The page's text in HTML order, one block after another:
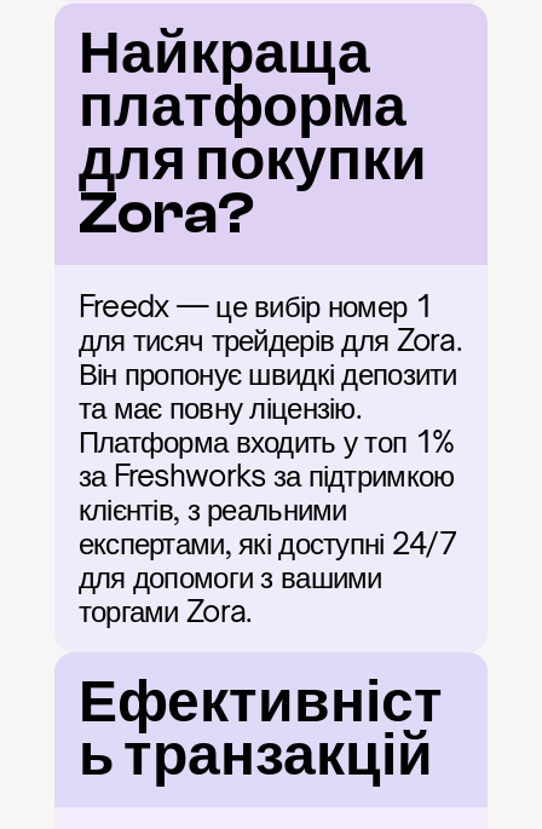
Найкраща
платформа
для покупки
Zora?
Freedx — це вибір номер 1
для тисяч трейдерів для Zora.
Він пропонує швидкі депозити
та має повну ліцензію.
Платформа входить у топ 1%
за Freshworks за підтримкою
клієнтів, з реальними
експертами, які доступні 24/7
для допомоги з вашими
торгами Zora.
Ефективніст
ь транзакцій